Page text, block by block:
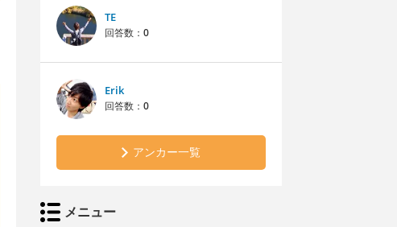
TE
回答数： 0
Erik
回答数： 0
アンカー一覧
メニュー